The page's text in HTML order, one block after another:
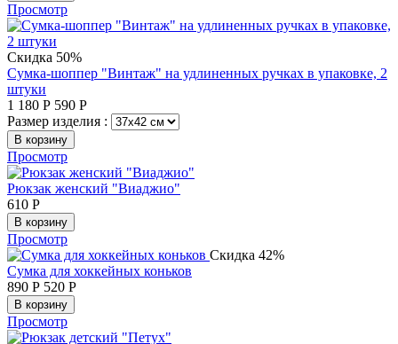
Просмотр
Скидка 50%
Сумка-шоппер "Винтаж" на удлиненных ручках в упаковке, 2
штуки
1 180 Р 590 Р
Размер изделия :
В корзину
Просмотр
Рюкзак женский "Виаджио"
610 Р
В корзину
Просмотр
Скидка 42%
Сумка для хоккейных коньков
890 Р 520 Р
В корзину
Просмотр